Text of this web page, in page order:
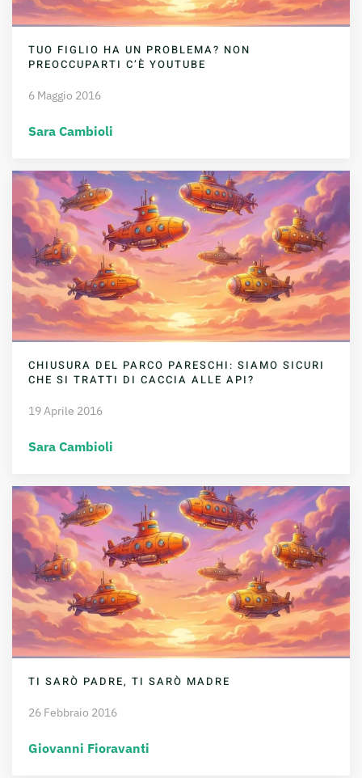
TUO FIGLIO HA UN PROBLEMA? NON
PREOCCUPARTI C’È YOUTUBE
6 Maggio 2016
Sara Cambioli
CHIUSURA DEL PARCO PARESCHI: SIAMO SICURI
CHE SI TRATTI DI CACCIA ALLE API?
19 Aprile 2016
Sara Cambioli
TI SARÒ PADRE, TI SARÒ MADRE
26 Febbraio 2016
Giovanni Fioravanti